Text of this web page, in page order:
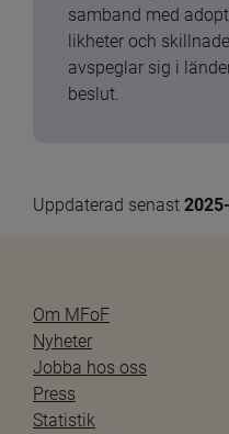
samband med
likheter och
avspeglar sig i
beslut.
Uppdaterad senast
Om MFoF
Nyheter
Jobba hos oss
Press
Statistik